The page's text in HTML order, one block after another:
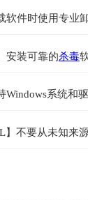
软件时使用专业
安装可靠的杀毒
Windows系统和
】不要从未知来